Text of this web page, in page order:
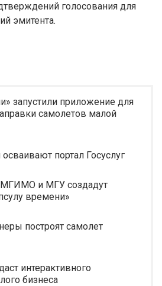
голосования для
эмитента.
запустили приложение для
самолетов малой
портал Госуслуг
и МГУ создадут
времени»
построят самолет
интерактивного
бизнеса